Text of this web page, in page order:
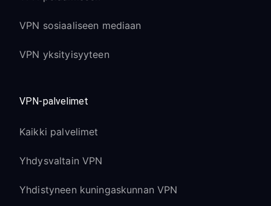
VPN sosiaaliseen mediaan
VPN yksityisyyteen
VPN-palvelimet
Kaikki palvelimet
Yhdysvaltain VPN
Yhdistyneen kuningaskunnan VPN